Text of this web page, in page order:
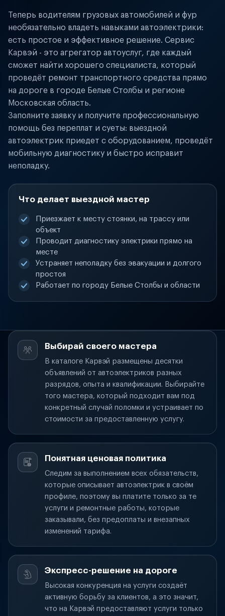
Теперь водителям грузовых автомобилей и фур
необязательно владеть навыками автоэлектрики:
есть простое и эффективное решение. Сервис
Карвэй - это агрегатор автоуслуг, где каждый
сможет найти хорошего специалиста, который
проведёт ремонт транспортного средства прямо
на дороге в городе Белые Столбы и регионе
Московская область.
Заполните заявку и получите профессиональную
помощь без переплат и суеты: выездной
автоэлектрик приедет с оборудованием, проведёт
мобильную диагностику и быстро исправит
неполадку.
Что делает выездной мастер
Приезжает к месту стоянки, на трассу или
объект
Проводит диагностику электрики прямо на
месте
Устраняет неполадку без эвакуации и долгого
простоя
Работает по городу Белые Столбы и области
Выбирай своего мастера
В каталоге Карвэй размещены десятки
объявлений от автоэлектриков разных
разрядов, опыта и квалификации. Выбирайте
того мастера, который подходит вам под
конкретный случай поломки и устраивает по
стоимости за предоставленную услугу.
Понятная ценовая политика
Следим за выполнением всех обязательств,
которые описывает автоэлектрик в своём
профиле, поэтому вы платите только за те
услуги и ремонтные работы, которые
заказывали, без предоплаты и внезапных
изменений тарифа.
Экспресс-решение на дороге
Высокая конкуренция на услуги создаёт
активную борьбу за клиентов, а это значит,
что на Карвэй предоставляют услуги только